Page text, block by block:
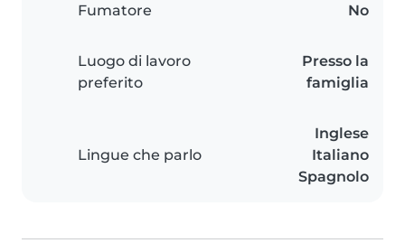
Fumatore No
Luogo di lavoro
preferito
Presso la
famiglia
Lingue che parlo
Inglese
Italiano
Spagnolo